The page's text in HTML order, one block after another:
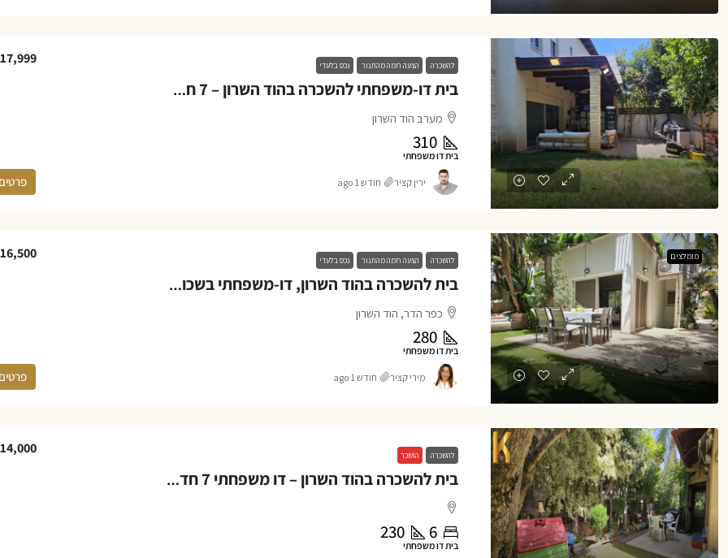
להשכרה הצעה חמה מהתנור נכס בלעדי
בית דו-משפחתי להשכרה בהוד השרון – 7 חדרים
מערב הוד השרון
310
בית דו משפחתי
ירין קציר חודש 1 ago
מומלצים להשכרה הצעה חמה מהתנור נכס בלעדי
בית להשכרה בהוד השרון, דו-משפחתי בשכונת כפר הדר
כפר הדר, הוד השרון
280
בית דו משפחתי
מירי קציר חודש 1 ago
להשכרה הושכר
בית להשכרה בהוד השרון – דו משפחתי 7 חדרים במערב הוד השרון
6
230
בית דו משפחתי